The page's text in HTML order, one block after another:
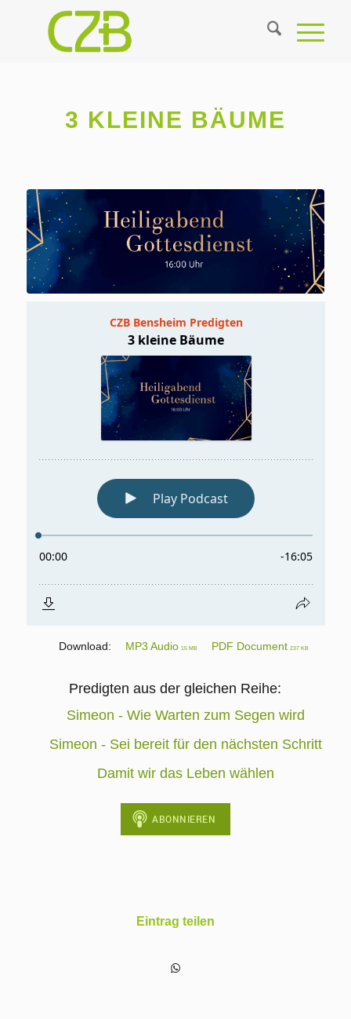
3 KLEINE BÄUME
Download: MP3 Audio 15 MB PDF Document 237 KB
Predigten aus der gleichen Reihe:
Simeon - Wie Warten zum Segen wird
Simeon - Sei bereit für den nächsten Schritt
Damit wir das Leben wählen
Eintrag teilen